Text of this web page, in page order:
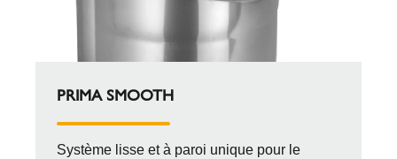
PRIMA SMOOTH
Système lisse et à paroi unique pour le